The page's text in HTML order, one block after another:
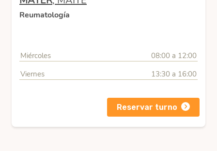
Reumatología
Miércoles
08:00 a 12:00
Viernes
13:30 a 16:00
Reservar turno